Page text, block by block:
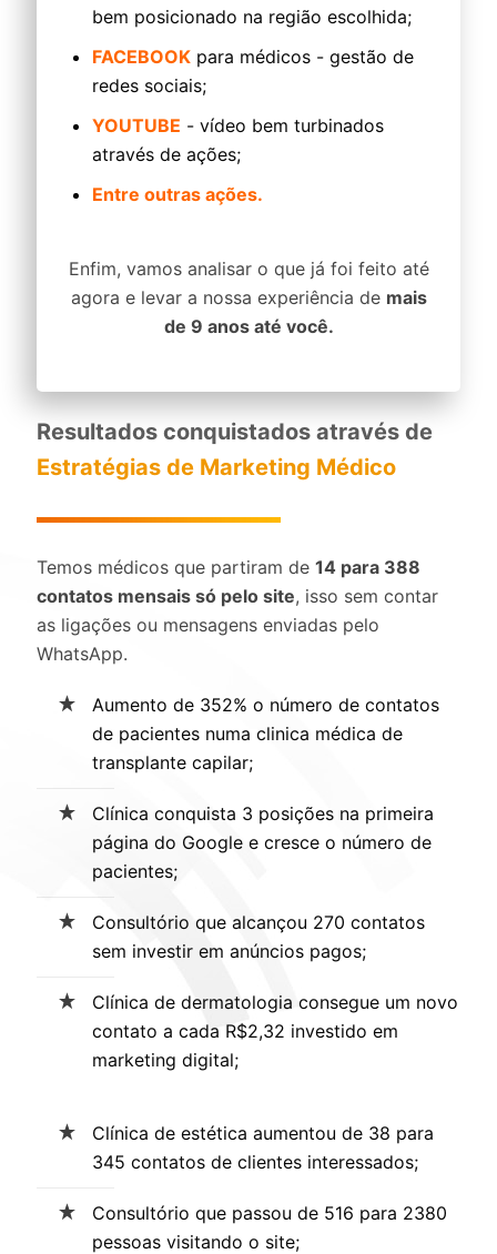
bem posicionado na região escolhida;
FACEBOOK para médicos - gestão de
redes sociais;
YOUTUBE - vídeo bem turbinados
através de ações;
Entre outras ações.
Enfim, vamos analisar o que já foi feito até
agora e levar a nossa experiência de mais
de 9 anos até você.
Resultados conquistados através de
Estratégias de Marketing Médico
Temos médicos que partiram de 14 para 388
contatos mensais só pelo site, isso sem contar
as ligações ou mensagens enviadas pelo
WhatsApp.
Aumento de 352% o número de contatos
de pacientes numa clinica médica de
transplante capilar;
Clínica conquista 3 posições na primeira
página do Google e cresce o número de
pacientes;
Consultório que alcançou 270 contatos
sem investir em anúncios pagos;
Clínica de dermatologia consegue um novo
contato a cada R$2,32 investido em
marketing digital;
Clínica de estética aumentou de 38 para
345 contatos de clientes interessados;
Consultório que passou de 516 para 2380
pessoas visitando o site;